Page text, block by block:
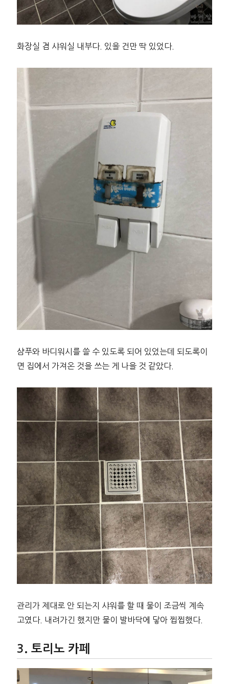
화장실 겸 샤워실 내부다. 있을 건만 딱 있었다.
샴푸와 바디워시를 쓸 수 있도록 되어 있었는데 되도록이
면 집에서 가져온 것을 쓰는 게 나을 것 같았다.
관리가 제대로 안 되는지 샤워를 할 때 물이 조금씩 계속
고였다. 내려가긴 했지만 물이 발바닥에 닿아 찝찝했다.
토리노 카페